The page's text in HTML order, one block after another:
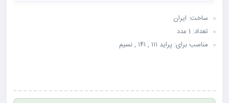
ساخت: ایران
تعداد: 1 عدد
مناسب برای: پراید ۱۱۱ , ۱۴۱ , نسیم